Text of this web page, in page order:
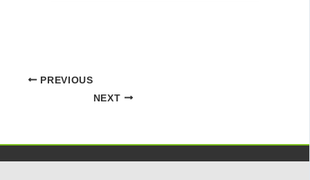
PREVIOUS
NEXT